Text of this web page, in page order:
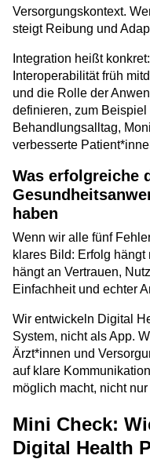
Versorgungskontext.
steigt Reibung und
Integration heißt
Interoperabilität früh
und die Rolle der
definieren, zum
Behandlungsalltag,
verbesserte
Was erfolgreiche
haben
Wenn wir alle fünf
klares Bild: Erfolg
hängt an Vertrauen,
Einfachheit und echter
Wir entwickeln Digital
System, nicht als App.
Ärzt*innen und
auf klare
möglich macht, nicht
Mini Check:
Digital Health